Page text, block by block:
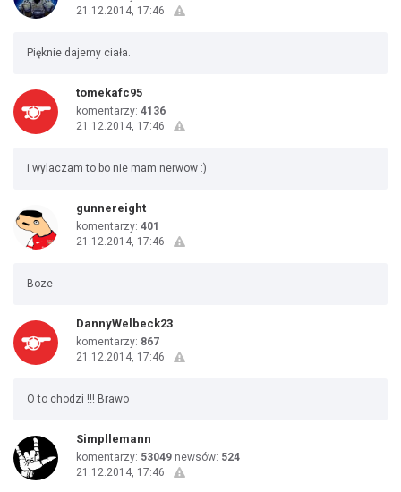
21.12.2014, 17:46
Pięknie dajemy ciała.
tomekafc95
komentarzy: 4136
21.12.2014, 17:46
i wylaczam to bo nie mam nerwow :)
gunnereight
komentarzy: 401
21.12.2014, 17:46
Boze
DannyWelbeck23
komentarzy: 867
21.12.2014, 17:46
O to chodzi !!! Brawo
Simpllemann
komentarzy: 53049 newsów: 524
21.12.2014, 17:46